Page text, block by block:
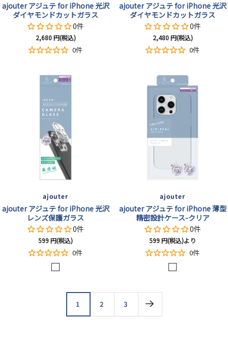
ajouter アジュテ for iPhone 光沢
ダイヤモンドカットガラス
0件
セ
ー
格
2,680円(税込)
0件
ajouter アジュテ for iPhone 光沢
ダイヤモンドカットガラス
0件
セ
ー
格
2,480円(税込)
0件
ajouter
ajouter アジュテ for iPhone 光沢
レンズ保護ガラス
0件
セ
ー
599円(税込)
0件
ク
ajouter
ajouter アジュテ for iPhone 薄型
精密設計ケース-クリア
0件
セ
ー
599円(税込)より
0件
ク
1 2 3